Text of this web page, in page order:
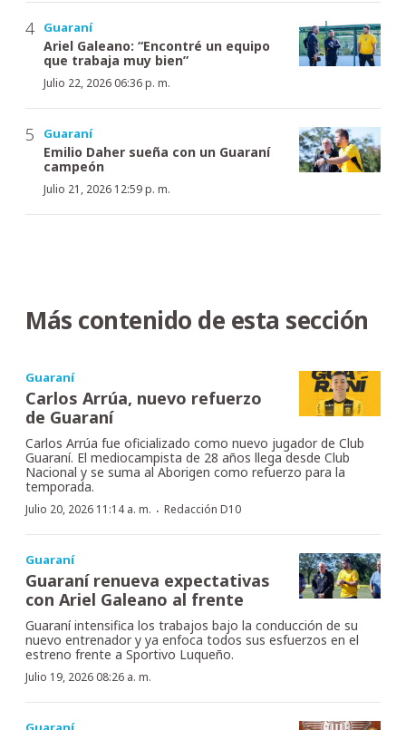
Guaraní
Ariel Galeano: “Encontré un equipo
que trabaja muy bien”
Julio 22, 2026 06:36 p. m.
Guaraní
Emilio Daher sueña con un Guaraní
campeón
Julio 21, 2026 12:59 p. m.
Más contenido de esta sección
Guaraní
Carlos Arrúa, nuevo refuerzo
de Guaraní
Carlos Arrúa fue oficializado como nuevo jugador de Club
Guaraní. El mediocampista de 28 años llega desde Club
Nacional y se suma al Aborigen como refuerzo para la
temporada.
Julio 20, 2026 11:14 a. m. · Redacción D10
Guaraní
Guaraní renueva expectativas
con Ariel Galeano al frente
Guaraní intensifica los trabajos bajo la conducción de su
nuevo entrenador y ya enfoca todos sus esfuerzos en el
estreno frente a Sportivo Luqueño.
Julio 19, 2026 08:26 a. m.